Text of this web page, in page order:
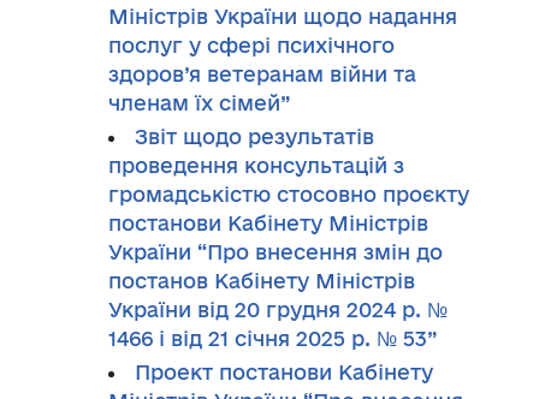
Міністрів України щодо надання
послуг у сфері психічного
здоров’я ветеранам війни та
членам їх сімей”
Звіт щодо результатів
проведення консультацій з
громадськістю стосовно проєкту
постанови Кабінету Міністрів
України “Про внесення змін до
постанов Кабінету Міністрів
України від 20 грудня 2024 р. №
1466 і від 21 січня 2025 р. № 53”
Проект постанови Кабінету